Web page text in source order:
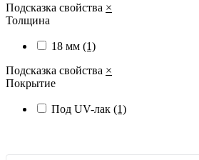
Подсказка свойства ×
Толщина
18 мм (1)
Подсказка свойства ×
Покрытие
Под UV-лак (1)